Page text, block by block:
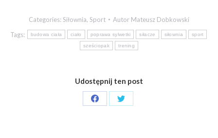
Categories: Siłownia, Sport Autor Mateusz Dobkowski
Tags:
budowa ciała ciało poprawa sylwetki siłacze siłownia sport
sześciopak trening
Udostępnij ten post
Share
Share